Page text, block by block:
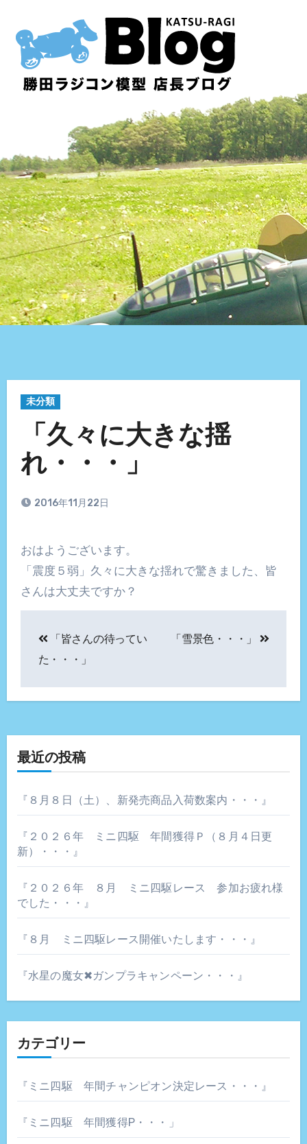
未分類
「久々に大きな揺
れ・・・」
2016年11月22日
おはようございます。
「震度５弱」久々に大きな揺れで驚きました、皆
さんは大丈夫ですか？
稿
ビ
ゲ
ー
シ
ョ
ン
「皆さんの待ってい
た・・・」
「雪景色・・・」
最近の投稿
『８月８日（土）、新発売商品入荷数案内・・・』
『２０２６年 ミニ四駆 年間獲得Ｐ（８月４日更
新）・・・』
『２０２６年 ８月 ミニ四駆レース 参加お疲れ様
でした・・・』
『８月 ミニ四駆レース開催いたします・・・』
『水星の魔女✖ガンプラキャンペーン・・・』
カテゴリー
『ミニ四駆 年間チャンピオン決定レース・・・』
『ミニ四駆 年間獲得P・・・」